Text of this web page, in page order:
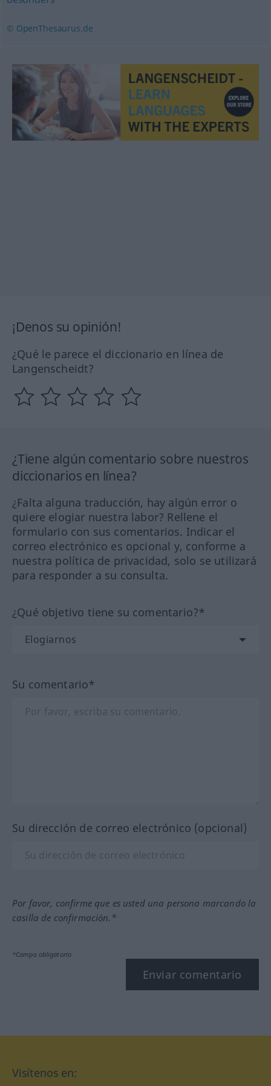
© OpenThesaurus.de
¡Denos su opinión!
¿Qué le parece el diccionario en línea de
Langenscheidt?
¿Tiene algún comentario sobre nuestros
diccionarios en línea?
¿Falta alguna traducción, hay algún error o
quiere elogiar nuestra labor? Rellene el
formulario con sus comentarios. Indicar el
correo electrónico es opcional y, conforme a
nuestra política de privacidad, solo se utilizará
para responder a su consulta.
¿Qué objetivo tiene su comentario?*
Su comentario*
Su dirección de correo electrónico (opcional)
Por favor, confirme que es usted una persona marcando la
casilla de confirmación.*
*Campo obligatorio
Enviar comentario
Visítenos en: